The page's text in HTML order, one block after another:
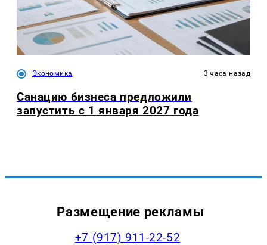
Экономика 3 часа назад
Санацию бизнеса предложили
запустить с 1 января 2027 года
Размещение рекламы
+7 (917) 911-22-52